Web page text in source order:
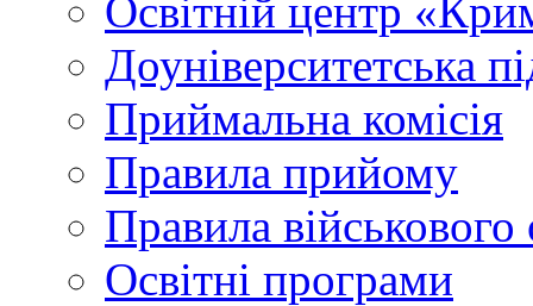
Освітній центр
Доуніверситетська
Приймальна комісія
Правила прийому
Правила військового
Освітні програми